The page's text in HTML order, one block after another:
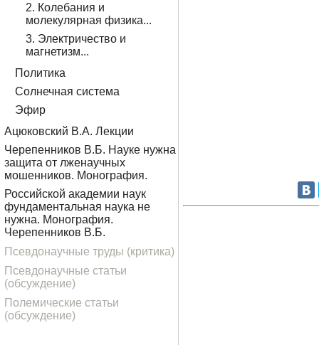
2. Колебания и
молекулярная физика...
3. Электричество и
магнетизм...
Политика
Солнечная система
Эфир
Ацюковский В.А. Лекции
Черепенников В.Б. Науке нужна
защита от лженаучных
мошенников. Монография.
Российской академии наук
фундаментальная наука не
нужна. Монография.
Черепенников В.Б.
Псевдонаучные труды (критика)
Псевдонаучные статьи
(обсуждение)
Полемические статьи
(обсуждение)